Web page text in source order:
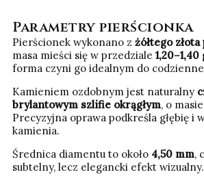
Parametry pierścionka
Pierścionek wykonano z żółtego
masa mieści się w przedziale 1,20–1,40
forma czyni go idealnym do
Kamieniem ozdobnym jest naturalny
brylantowym szlifie okrągłym, o
Precyzyjna oprawa podkreśla głębię i
kamienia.
Średnica diamentu to około 4,50 mm,
subtelny, lecz elegancki efekt wizualny.